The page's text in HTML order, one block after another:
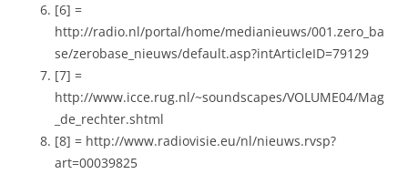
[6] =
http://radio.nl/portal/home/medianieuws/001.zero_ba
se/zerobase_nieuws/default.asp?intArticleID=79129
[7] =
http://www.icce.rug.nl/~soundscapes/VOLUME04/Mag
_de_rechter.shtml
[8] = http://www.radiovisie.eu/nl/nieuws.rvsp?
art=00039825